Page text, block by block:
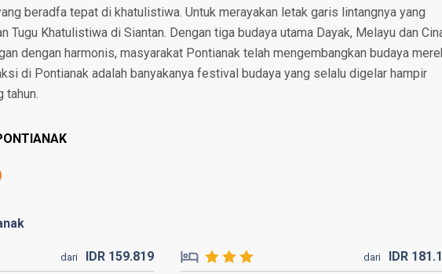
beradfa tepat di khatulistiwa. Untuk merayakan letak garis lintangnya yang
Tugu Khatulistiwa di Siantan. Dengan tiga budaya utama Dayak, Melayu dan
dengan harmonis, masyarakat Pontianak telah mengembangkan budaya
di Pontianak adalah banyakanya festival budaya yang selalu digelar hampir
tahun.
dari IDR 159.819 dari IDR 181.